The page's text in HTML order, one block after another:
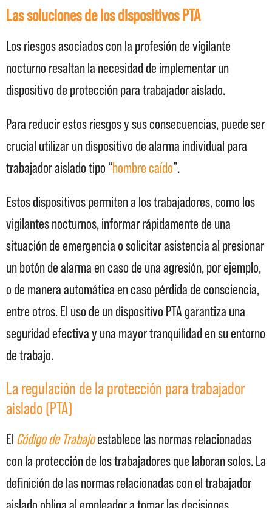
Las soluciones de los dispositivos PTA
Los riesgos asociados con la profesión de vigilante
nocturno resaltan la necesidad de implementar un
dispositivo de protección para trabajador aislado.
Para reducir estos riesgos y sus consecuencias, puede ser
crucial utilizar un dispositivo de alarma individual para
trabajador aislado tipo “hombre caído”.
Estos dispositivos permiten a los trabajadores, como los
vigilantes nocturnos, informar rápidamente de una
situación de emergencia o solicitar asistencia al presionar
un botón de alarma en caso de una agresión, por ejemplo,
o de manera automática en caso pérdida de consciencia,
entre otros. El uso de un dispositivo PTA garantiza una
seguridad efectiva y una mayor tranquilidad en su entorno
de trabajo.
La regulación de la protección para trabajador
aislado (PTA)
El Código de Trabajoestablece las normas relacionadas
con la protección de los trabajadores que laboran solos. La
definición de las normas relacionadas con el trabajador